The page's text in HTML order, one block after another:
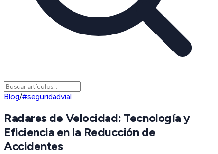
Blog/#seguridadvial
Radares de Velocidad: Tecnología y
Eficiencia en la Reducción de
Accidentes